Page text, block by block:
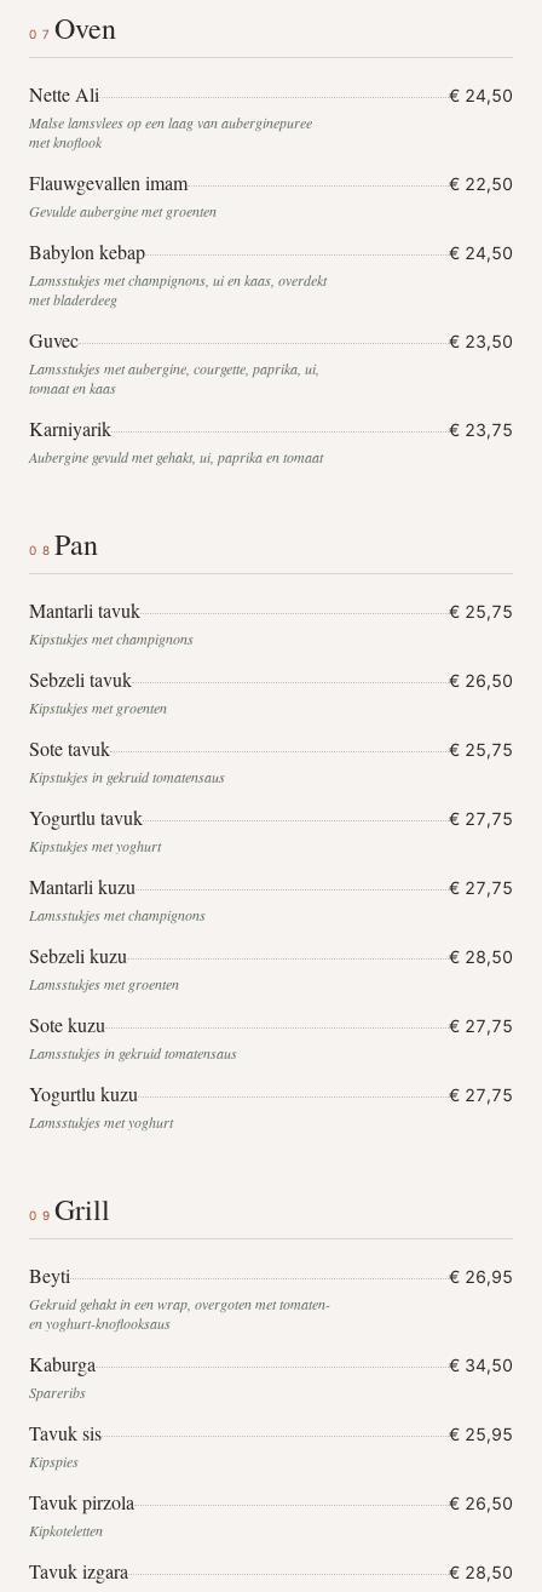
07 Oven
Nette Ali € 24,50
Malse lamsvlees op een laag van auberginepuree
met knoflook
Flauwgevallen imam € 22,50
Gevulde aubergine met groenten
Babylon kebap € 24,50
Lamsstukjes met champignons, ui en kaas, overdekt
met bladerdeeg
Guvec € 23,50
Lamsstukjes met aubergine, courgette, paprika, ui,
tomaat en kaas
Karniyarik € 23,75
Aubergine gevuld met gehakt, ui, paprika en tomaat
08 Pan
Mantarli tavuk € 25,75
Kipstukjes met champignons
Sebzeli tavuk € 26,50
Kipstukjes met groenten
Sote tavuk € 25,75
Kipstukjes in gekruid tomatensaus
Yogurtlu tavuk € 27,75
Kipstukjes met yoghurt
Mantarli kuzu € 27,75
Lamsstukjes met champignons
Sebzeli kuzu € 28,50
Lamsstukjes met groenten
Sote kuzu € 27,75
Lamsstukjes in gekruid tomatensaus
Yogurtlu kuzu € 27,75
Lamsstukjes met yoghurt
09 Grill
Beyti € 26,95
Gekruid gehakt in een wrap, overgoten met tomaten-
en yoghurt-knoflooksaus
Kaburga € 34,50
Spareribs
Tavuk sis € 25,95
Kipspies
Tavuk pirzola € 26,50
Kipkoteletten
Tavuk izgara € 28,50